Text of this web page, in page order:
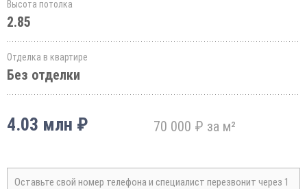
Высота потолка
2.85
Отделка в квартире
Без отделки
4.03 млн ₽ 70 000 ₽ за м²
Оставьте свой номер телефона и специалист перезвонит через 1